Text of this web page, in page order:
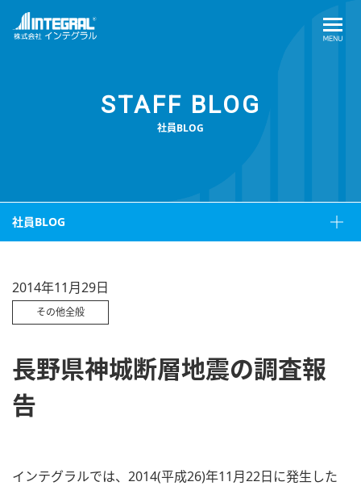
STAFF BLOG
社員BLOG
社員BLOG
2014年11月29日
その他全般
長野県神城断層地震の調査報
告
インテグラルでは、2014(平成26)年11月22日に発生した